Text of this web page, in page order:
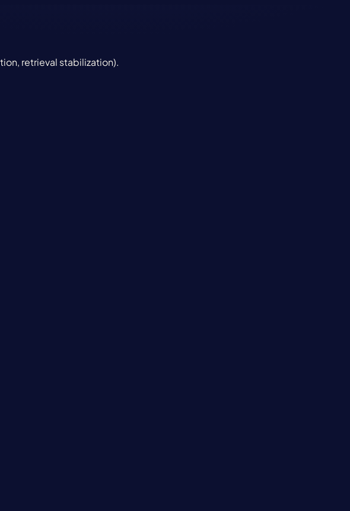
retrieval stabilization).